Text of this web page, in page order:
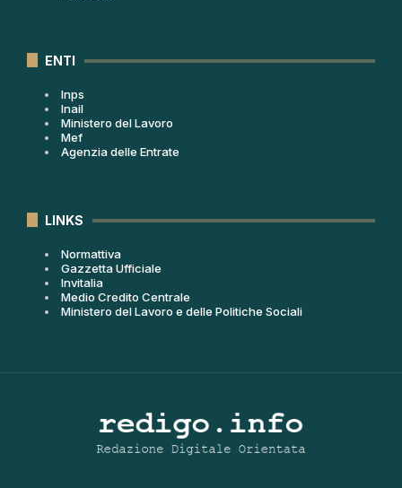
ENTI
Inps
Inail
Ministero del Lavoro
Mef
Agenzia delle Entrate
LINKS
Normattiva
Gazzetta Ufficiale
Invitalia
Medio Credito Centrale
Ministero del Lavoro e delle Politiche Sociali